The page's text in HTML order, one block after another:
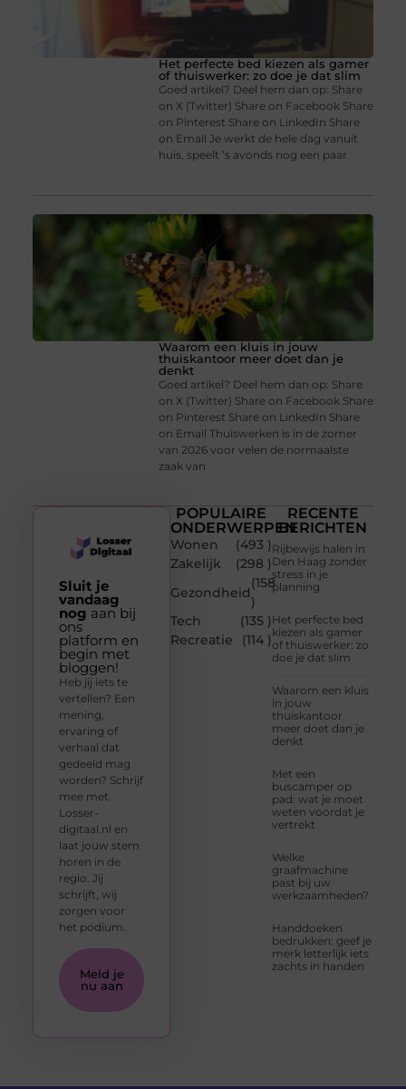
Het perfecte bed kiezen als gamer
of thuiswerker: zo doe je dat slim
Goed artikel? Deel hem dan op: Share
on X (Twitter) Share on Facebook Share
on Pinterest Share on LinkedIn Share
on Email Je werkt de hele dag vanuit
huis, speelt ’s avonds nog een paar
Waarom een kluis in jouw
thuiskantoor meer doet dan je
denkt
Goed artikel? Deel hem dan op: Share
on X (Twitter) Share on Facebook Share
on Pinterest Share on LinkedIn Share
on Email Thuiswerken is in de zomer
van 2026 voor velen de normaalste
zaak van
POPULAIRE
ONDERWERPEN
Wonen
(493 )
Zakelijk
(298 )
Gezondheid
(158
)
Tech
(135 )
Recreatie
(114 )
RECENTE
BERICHTEN
Rijbewijs halen in
Den Haag zonder
stress in je
planning
Het perfecte bed
kiezen als gamer
of thuiswerker: zo
doe je dat slim
Waarom een kluis
in jouw
thuiskantoor
meer doet dan je
denkt
Met een
buscamper op
pad: wat je moet
weten voordat je
vertrekt
Welke
graafmachine
past bij uw
werkzaamheden?
Handdoeken
bedrukken: geef je
merk letterlijk iets
zachts in handen
Sluit je
vandaag
nog aan bij
ons
platform en
begin met
bloggen!
Heb jij iets te
vertellen? Een
mening,
ervaring of
verhaal dat
gedeeld mag
worden? Schrijf
mee met
Losser-
digitaal.nl en
laat jouw stem
horen in de
regio. Jij
schrijft, wij
zorgen voor
het podium.
Meld je
nu aan